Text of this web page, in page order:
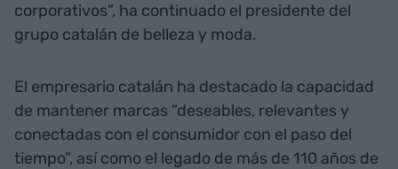
corporativos”, ha continuado el presidente del
grupo catalán de belleza y moda.
El empresario catalán ha destacado la capacidad
de mantener marcas “deseables, relevantes y
conectadas con el consumidor con el paso del
tiempo”, así como el legado de más de 110 años de